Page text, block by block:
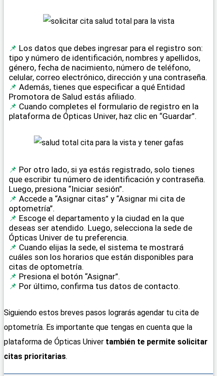
Los datos que debes ingresar para el registro son:
tipo y número de identificación, nombres y apellidos,
género, fecha de nacimiento, número de teléfono,
celular, correo electrónico, dirección y una contraseña.
Además, tienes que especificar a qué Entidad
Promotora de Salud estás afiliado.
Cuando completes el formulario de registro en la
plataforma de Ópticas Univer, haz clic en “Guardar”.
Por otro lado, si ya estás registrado, solo tienes
que escribir tu número de identificación y contraseña.
Luego, presiona “Iniciar sesión”.
Accede a “Asignar citas” y “Asignar mi cita de
optometría”.
Escoge el departamento y la ciudad en la que
deseas ser atendido. Luego, selecciona la sede de
Ópticas Univer de tu preferencia.
Cuando elijas la sede, el sistema te mostrará
cuáles son los horarios que están disponibles para
citas de optometría.
Presiona el botón “Asignar”.
Por último, confirma tus datos de contacto.
Siguiendo estos breves pasos lograrás agendar tu cita de
optometría. Es importante que tengas en cuenta que la
plataforma de Ópticas Univer también te permite solicitar
citas prioritarias.